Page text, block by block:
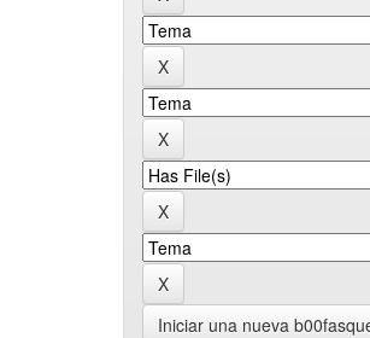
Iniciar una nueva